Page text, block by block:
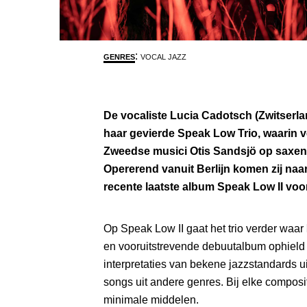
GENRES: VOCAL JAZZ
De vocaliste Lucia Cadotsch
haar gevierde Speak Low Trio, waarin
Zweedse musici Otis Sandsjö op
Opererend vanuit Berlijn komen zij
recente laatste album Speak Low II
Op Speak Low II gaat het trio verder
en vooruitstrevende debuutalbum ophield Het repertoire omvat eigen
interpretaties van bekene jazzstandards
songs uit andere genres. Bij elke
minimale middelen.